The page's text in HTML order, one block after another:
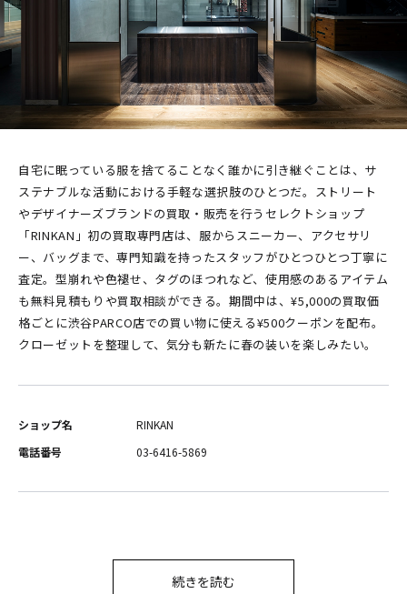
自宅に眠っている服を捨てることなく誰かに引き継ぐことは、サ
ステナブルな活動における手軽な選択肢のひとつだ。ストリート
やデザイナーズブランドの買取・販売を行うセレクトショップ
「RINKAN」初の買取専門店は、服からスニーカー、アクセサリ
ー、バッグまで、専門知識を持ったスタッフがひとつひとつ丁寧に
査定。型崩れや色褪せ、タグのほつれなど、使用感のあるアイテム
も無料見積もりや買取相談ができる。期間中は、¥5,000の買取価
格ごとに渋谷PARCO店での買い物に使える¥500クーポンを配布。
クローゼットを整理して、気分も新たに春の装いを楽しみたい。
ショップ名
RINKAN
電話番号
03-6416-5869
続きを読む